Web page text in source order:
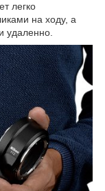
легко
на ходу, а
удаленно.